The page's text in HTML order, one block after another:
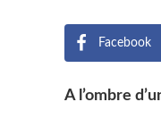
Facebook
A l’ombre